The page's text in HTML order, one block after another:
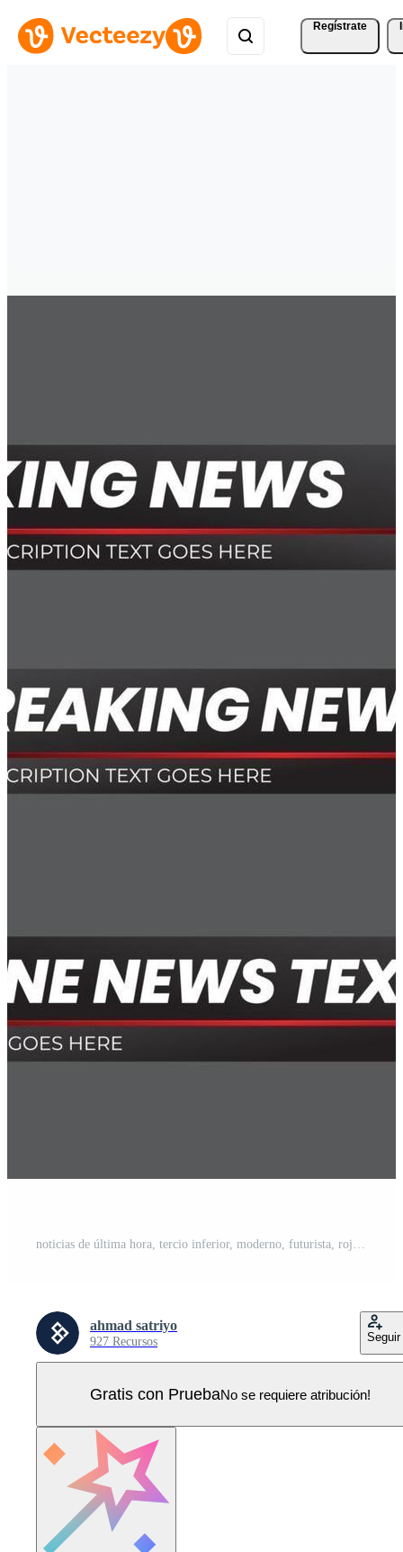
Regístrate
noticias de última hora, tercio inferior, moderno, futurista, rojo y negro, fondo Vector Pro
ahmad satriyo
927 Recursos Seguir
Gratis con PruebaNo se requiere atribución!